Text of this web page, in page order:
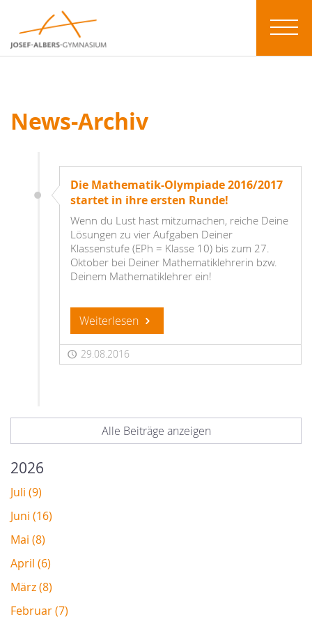
News-Archiv
Die Mathematik-Olympiade 2016/2017
startet in ihre ersten Runde!
Wenn du Lust hast mitzumachen, reiche Deine
Lösungen zu vier Aufgaben Deiner
Klassenstufe (EPh = Klasse 10) bis zum 27.
Oktober bei Deiner Mathematiklehrerin bzw.
Deinem Mathematiklehrer ein!
Weiterlesen
29.08.2016
Alle Beiträge anzeigen
2026
Juli (9)
Juni (16)
Mai (8)
April (6)
März (8)
Februar (7)